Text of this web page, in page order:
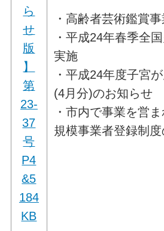
ら
せ
版
】
第
23-
37
号
P4
&5
184
KB
・高齢者芸術鑑賞
・平成24年春季全
実施
・平成24年度子宮
(4月分)のお知らせ
・市内で事業を営
規模事業者登録制